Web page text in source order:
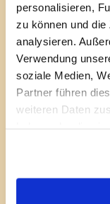
personalisieren,
zu können und
analysieren.
Verwendung
soziale Medien,
Partner führen
weiteren Daten
Diskant-
Alt-